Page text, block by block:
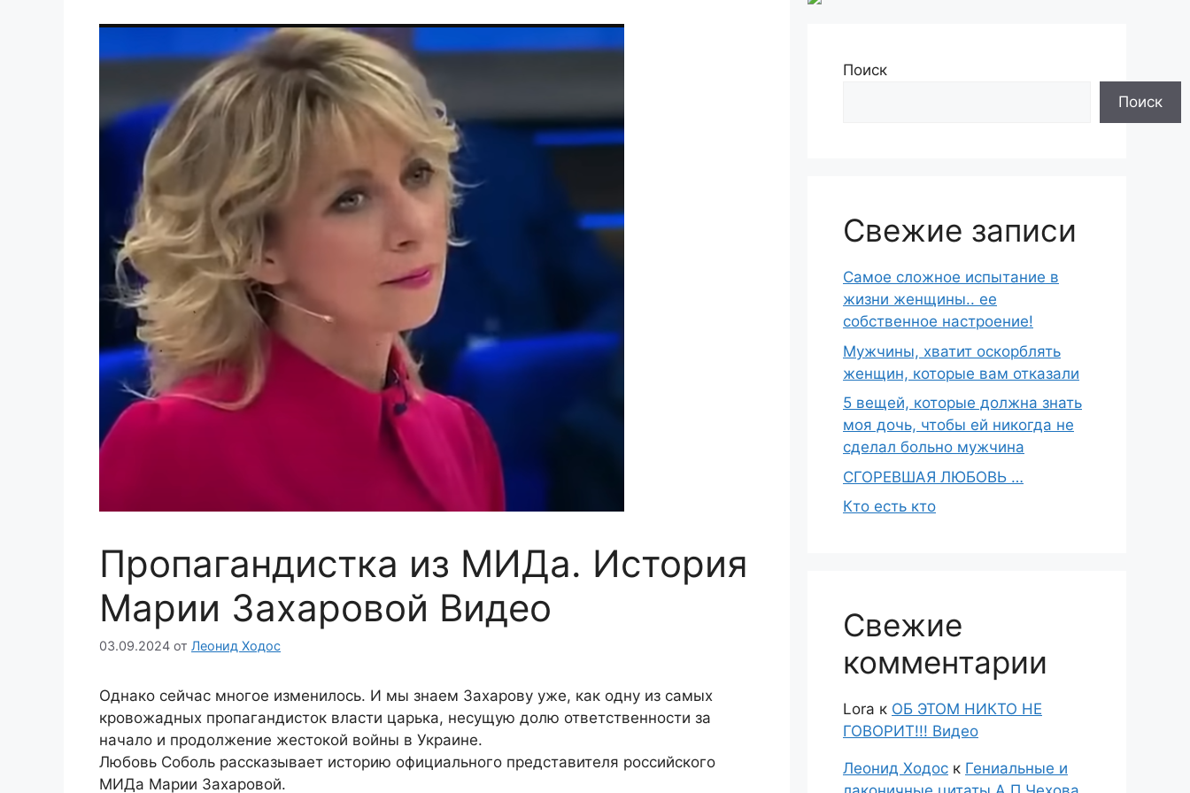
Пропагандистка из МИДа. История
Марии Захаровой Видео
03.09.2024 от Леонид Ходос
Однако сейчас многое изменилось. И мы знаем Захарову уже, как одну из самых
кровожадных пропагандисток власти царька, несущую долю ответственности за
начало и продолжение жестокой войны в Украине.
Любовь Соболь рассказывает историю официального представителя российского
МИДа Марии Захаровой.
Поиск
Поиск
Свежие записи
Самое сложное испытание в
жизни женщины.. ее
собственное настроение!
Мужчины, хватит оскорблять
женщин, которые вам отказали
5 вещей, которые должна знать
моя дочь, чтобы ей никогда не
сделал больно мужчина
СГОРЕВШАЯ ЛЮБОВЬ …
Кто есть кто
Свежие
комментарии
Lora к ОБ ЭТОМ НИКТО НЕ
ГОВОРИТ!!! Видео
Леонид Ходос к Гениальные и